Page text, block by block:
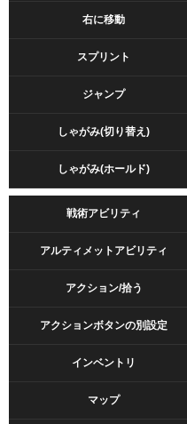
右に移動
スプリント
ジャンプ
しゃがみ(切り替え)
しゃがみ(ホールド)
戦術アビリティ
アルティメットアビリティ
アクション/拾う
アクションボタンの別設定
インベントリ
マップ